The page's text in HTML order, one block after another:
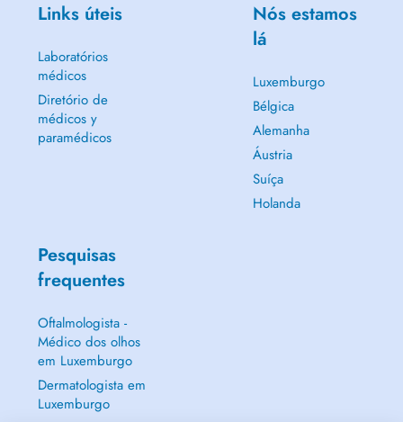
Links úteis
Laboratórios
médicos
Diretório de
médicos y
paramédicos
Nós estamos
lá
Luxemburgo
Bélgica
Alemanha
Áustria
Suíça
Holanda
Pesquisas
frequentes
Oftalmologista -
Médico dos olhos
em Luxemburgo
Dermatologista em
Luxemburgo